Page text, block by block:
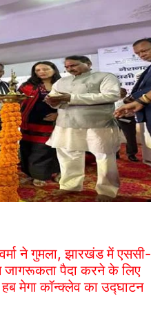
ने गुमला, झारखंड में एससी-
जागरूकता पैदा करने के लिए
हब मेगा कॉन्क्लेव का उद्घाटन